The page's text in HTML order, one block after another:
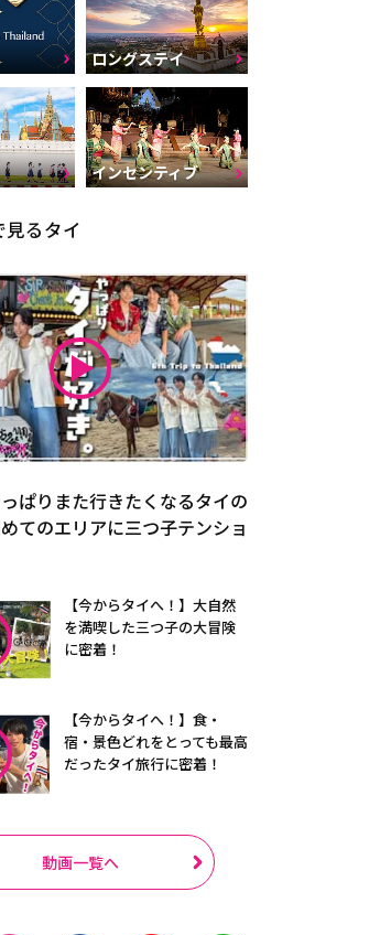
ロングステイ
インセンティブ
見るタイ
っぱりまた行きたくなるタイの
てのエリアに三つ子テンショ
【今からタイへ！】大自然
を満喫した三つ子の大冒険
に密着！
【今からタイへ！】食・
宿・景色どれをとっても最高
だったタイ旅行に密着！
動画一覧へ